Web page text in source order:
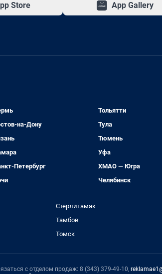
Store App Gallery
на-Дону
Петербург
Тольятти
Тула
Тюмень
Уфа
ХМАО — Югра
Челябинск
Стерлитамак
Тамбов
Томск
с отделом продаж: 8 (343) 379-49-10,